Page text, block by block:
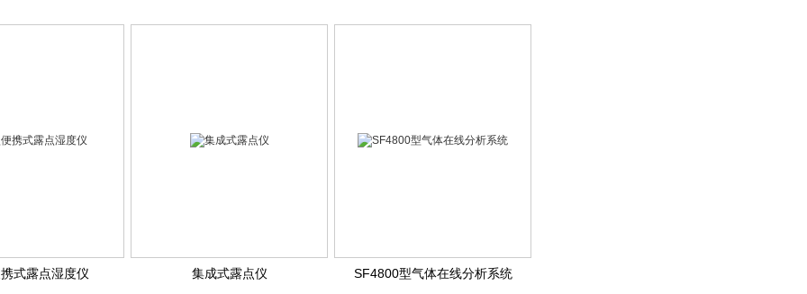
式露点湿度仪 集成式露点仪 SF4800型气体在线分析系统